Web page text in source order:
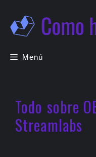
contenido
Menú
Todo sobre
Streamlabs